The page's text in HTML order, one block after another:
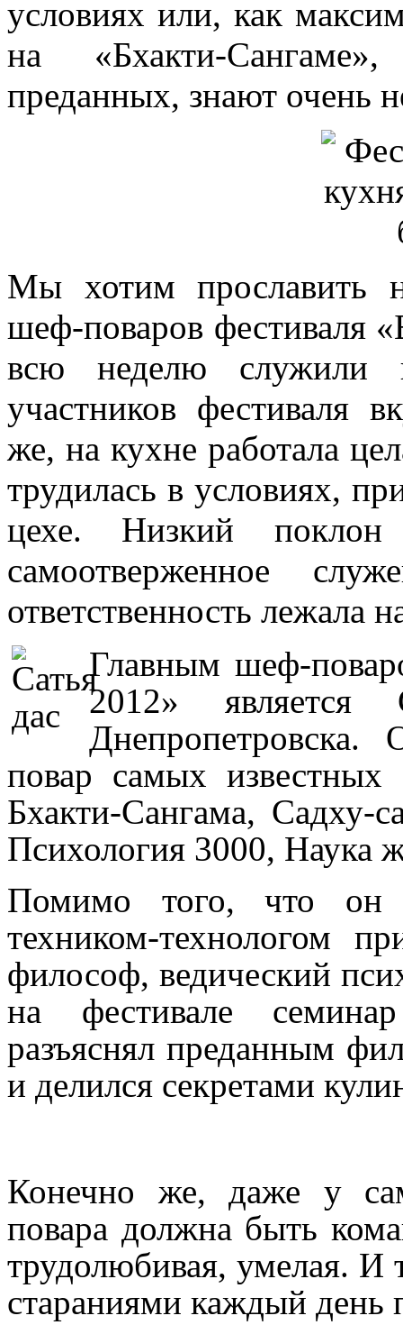
условиях или, как
на «Бхакти-
преданных, знают очень
Мы хотим прославить
шеф-поваров фестиваля
всю неделю служили
участников фестиваля
же, на кухне работала
трудилась в условиях,
цехе. Низкий
самоотверженное
ответственность лежала
Главным шеф-
2012»
повар самых
Бхакти-Сангама, Садху-
Психология 3000, Наука
Помимо того, что он
техником-технологом
философ, ведический
на фестивале
разъяснял преданным
и делился секретами
Конечно же, даже у
повара должна быть
трудолюбивая, умелая. И
стараниями каждый день